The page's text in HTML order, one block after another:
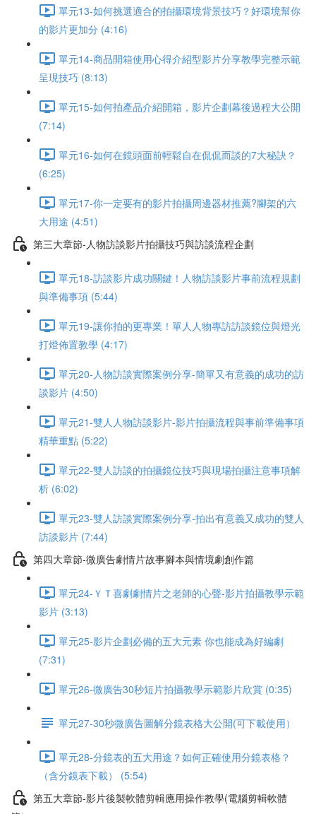
單元13-如何挑選適合的拍攝環境背景技巧？好環境幫你
的影片更加分 (4:16)
單元14-商品開箱使用心得介紹型影片分享教學完整示範
呈現技巧 (8:13)
單元15-如何拍產品介紹開箱，影片企劃幕後過程大公開
(7:14)
單元16-如何在鏡頭面前輕鬆自在侃侃而談的7大秘訣？
(6:25)
單元17-你一定要有的影片拍攝周邊器材推薦?腳架的六
大用途 (4:51)
第三大章節-人物訪談影片拍攝技巧與訪談流程企劃
單元18-訪談影片成功關鍵！人物訪談影片事前流程規劃
與準備事項 (5:44)
單元19-讓你拍的更專業！單人人物專訪訪談鏡位與燈光
打燈佈置教學 (4:17)
單元20-人物訪談實際案例分享-簡單又有意義的成功的訪
談影片 (4:50)
單元21-雙人人物訪談影片-影片拍攝流程與事前準備事項
精華重點 (5:22)
單元22-雙人訪談的拍攝鏡位技巧與現場拍攝注意事項解
析 (6:02)
單元23-雙人訪談實際案例分享-拍出有意義又成功的雙人
訪談影片 (7:44)
第四大章節-微廣告劇情片故事腳本與情境劇創作篇
單元24-ＹＴ喜劇劇情片之老師的心聲-影片拍攝教學示範
影片 (3:13)
單元25-影片企劃必備的五大元素 你也能成為好編劇
(7:31)
單元26-微廣告30秒短片拍攝教學示範影片欣賞 (0:35)
單元27-30秒微廣告圖解分鏡表格大公開(可下載使用）
單元28-分鏡表的五大用途？如何正確使用分鏡表格？
（含分鏡表下載） (5:54)
第五大章節-影片後製軟體剪輯應用操作教學(電腦剪輯軟體